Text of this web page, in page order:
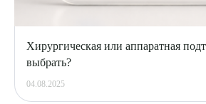
Хирургическая или аппаратная
выбрать?
04.08.2025